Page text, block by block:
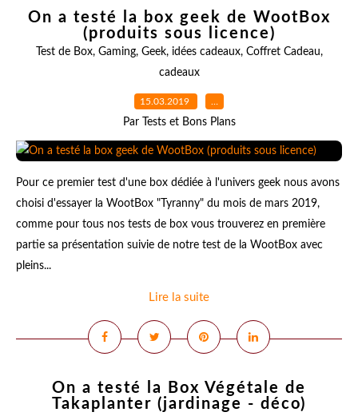
On a testé la box geek de WootBox
(produits sous licence)
Test de Box, Gaming, Geek, idées cadeaux, Coffret Cadeau,
cadeaux
15.03.2019 …
Par Tests et Bons Plans
Pour ce premier test d'une box dédiée à l'univers geek nous avons
choisi d'essayer la WootBox "Tyranny" du mois de mars 2019,
comme pour tous nos tests de box vous trouverez en première
partie sa présentation suivie de notre test de la WootBox avec
pleins...
Lire la suite
On a testé la Box Végétale de
Takaplanter (jardinage - déco)